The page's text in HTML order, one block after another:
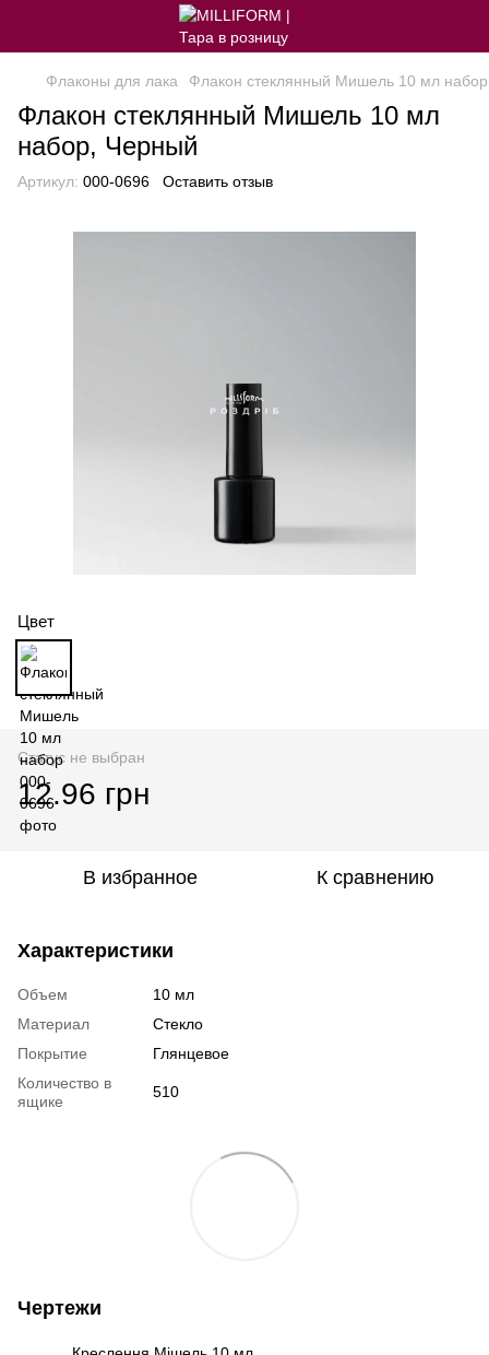
Флаконы для лака Флакон стеклянный Мишель 10 мл
Флакон стеклянный Мишель 10 мл
набор, Черный
Артикул: 000-0696 Оставить отзыв
Цвет
Статус не выбран
12.96 грн
В избранное К сравнению
Характеристики
Объем
10 мл
Материал
Стекло
Покрытие
Глянцевое
Количество в
ящике
510
Чертежи